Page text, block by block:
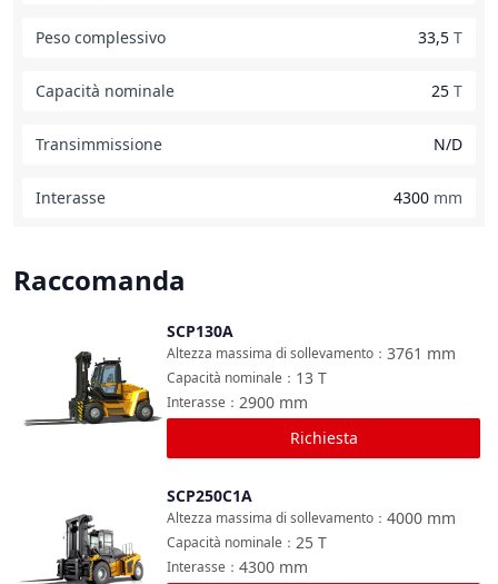
Peso complessivo 33,5 T
Capacità nominale 25 T
Transimmissione N/D
Interasse 4300 mm
Raccomanda
SCP130A
3761 mm
Altezza massima di sollevamento ：
13 T
Capacità nominale ：
2900 mm
Interasse ：
Richiesta
SCP250C1A
4000 mm
Altezza massima di sollevamento ：
25 T
Capacità nominale ：
4300 mm
Interasse ：